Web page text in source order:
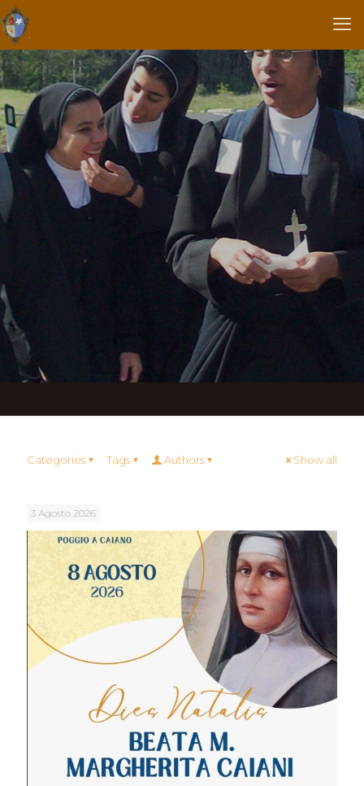
Categories Tags Authors Show all
3 Agosto 2026